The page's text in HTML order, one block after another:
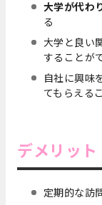
大学が代わ
る
大学と良い
することが
自社に興味
てもらえる
デメリット
定期的な訪